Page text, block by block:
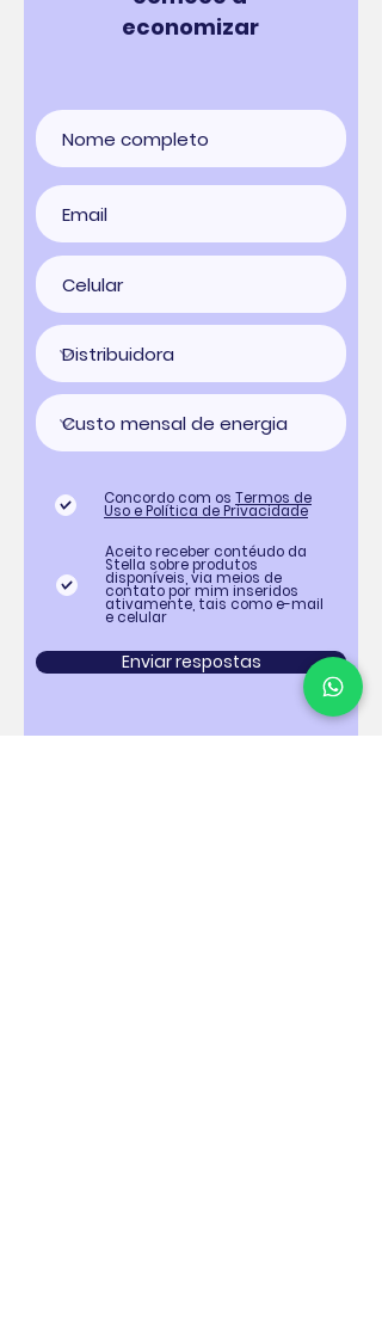
economizar
Concordo com os Termos de
Uso e Política de Privacidade
Aceito receber contéudo da
Stella sobre produtos
disponíveis, via meios de
contato por mim inseridos
ativamente, tais como e-mail
e celular
Enviar respostas